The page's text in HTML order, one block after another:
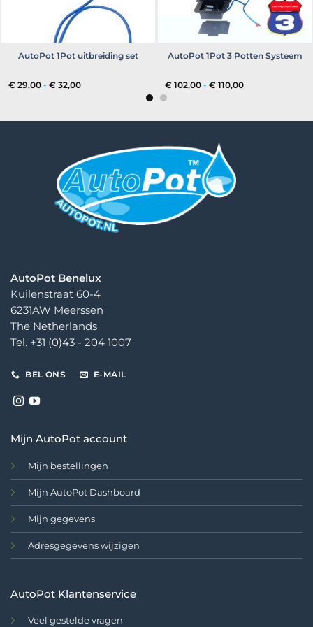
AutoPot 1Pot uitbreiding set
€ 29,00 - € 32,00Prijsklasse:
AutoPot 1Pot 3 Potten Systeem
€ 102,00 - € 110,00Prijsklasse:
AutoPot Benelux
Kuilenstraat 60-4
6231AW Meerssen
The Netherlands
Tel. +31 (0)43 - 204 1007
BEL ONS E-MAIL
Mijn AutoPot account
Mijn bestellingen
Mijn AutoPot Dashboard
Mijn gegevens
Adresgegevens wijzigen
AutoPot Klantenservice
Veel gestelde vragen